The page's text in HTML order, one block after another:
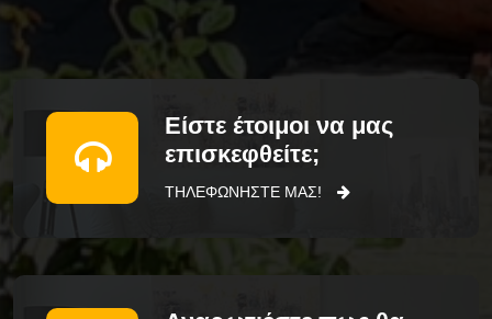
Είστε έτοιμοι να μας
επισκεφθείτε;
ΤΗΛΕΦΩΝΗΣΤΕ ΜΑΣ!